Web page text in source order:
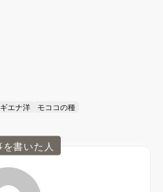
ギエナ洋 モココの種
を書いた人